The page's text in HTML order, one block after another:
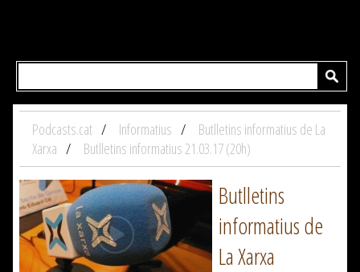
Podcasts.cat Informatius
Butlletins informatius de La
Xarxa
Butlletins informatius 21.03.17 (20h)
Butlletins
informatius de
La Xarxa